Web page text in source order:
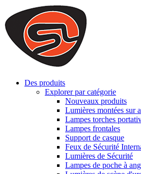
We use cookies to ensure that we
you a better experience. To learn more or
ACCEPT AND CLOSE
Des produits
Explorer par catégorie
Nouveaux produits
Lumières montées sur
Lampes torches
Lampes frontales
Support de casque
Feux de Sécurité
Lumières de Sécurité
Lampes de poche à